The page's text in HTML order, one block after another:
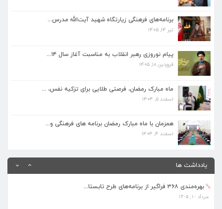
برنامه‌های فرهنگی زیارتگاه شهید آیت‌الله مدرس...
تیر ۱۴, ۱۴۰۵
پیام نوروزی رهبر انقلاب به مناسبت آغاز سال ۱۴...
فروردین ۱۸, ۱۴۰۵
ماه مبارک رمضان، فرصتی طلایی برای تزکیه نفس، ...
اسفند ۵, ۱۴۰۴
همزمان با ماه مبارک رمضان برنامه های فرهنگی و...
اسفند ۴, ۱۴۰۴
یادداشت ها
برنامه‌های فرهنگی زیارتگاه شهید آیت‌الله مدرس...
پیام نوروزی رهبر انقلاب به مناسبت آغاز سال ۱۴...
فروردین ۱۸, ۱۴۰۵
ماه مبارک رمضان، فرصتی طلایی برای تزکیه نفس، ...
اسفند ۵, ۱۴۰۴
بهره‌مندی ۳۶۸ فراگیر از برنامه‌های طرح تابستا...
مرداد ۱۰, ۱۴۰۵